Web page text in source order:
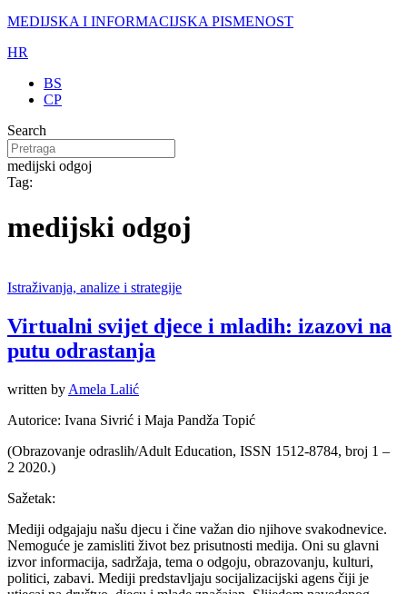
MEDIJSKA I INFORMACIJSKA PISMENOST
HR
BS
CP
Search
medijski odgoj
Tag:
medijski odgoj
Istraživanja, analize i strategije
Virtualni svijet djece i mladih: izazovi na
putu odrastanja
written by Amela Lalić
Autorice: Ivana Sivrić i Maja Pandža Topić
(Obrazovanje odraslih/Adult Education, ISSN 1512-8784, broj 1 –
2 2020.)
Sažetak:
Mediji odgajaju našu djecu i čine važan dio njihove svakodnevice.
Nemoguće je zamisliti život bez prisutnosti medija. Oni su glavni
izvor informacija, sadržaja, tema o odgoju, obrazovanju, kulturi,
politici, zabavi. Mediji predstavljaju socijalizacijski agens čiji je